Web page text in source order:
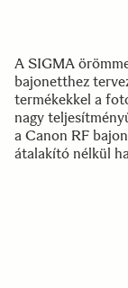
A SIGMA
bajonetthez
termékekkel a
nagy
a Canon RF
átalakító nélkül